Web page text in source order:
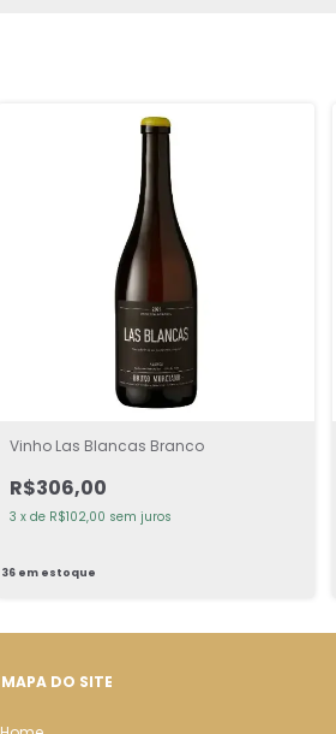
Vinho Las Blancas Branco
R$306,00
3 x de R$102,00 sem juros
36em estoque
MAPA DO SITE